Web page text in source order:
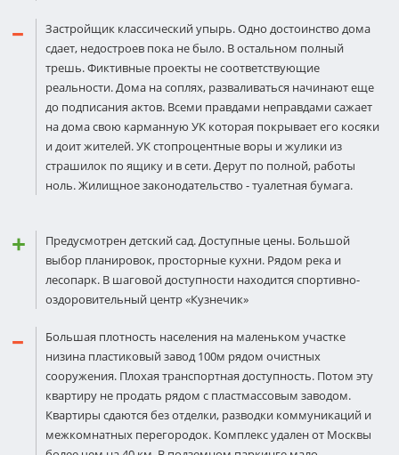
Застройщик классический упырь. Одно достоинство дома
сдает, недостроев пока не было. В остальном полный
трешь. Фиктивные проекты не соответствующие
реальности. Дома на соплях, разваливаться начинают еще
до подписания актов. Всеми правдами неправдами сажает
на дома свою карманную УК которая покрывает его косяки
и доит жителей. УК стопроцентные воры и жулики из
страшилок по ящику и в сети. Дерут по полной, работы
ноль. Жилищное законодательство - туалетная бумага.
Предусмотрен детский сад. Доступные цены. Большой
выбор планировок, просторные кухни. Рядом река и
лесопарк. В шаговой доступности находится спортивно-
оздоровительный центр «Кузнечик»
Большая плотность населения на маленьком участке
низина пластиковый завод 100м рядом очистных
сооружения. Плохая транспортная доступность. Потом эту
квартиру не продать рядом с пластмассовым заводом.
Квартиры сдаются без отделки, разводки коммуникаций и
межкомнатных перегородок. Комплекс удален от Москвы